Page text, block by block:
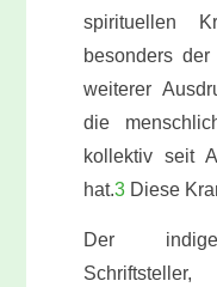
spirituellen
besonders
weiterer
die
kollektiv seit
hat.3Diese
Der